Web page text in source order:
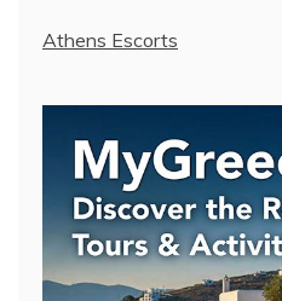
Athens Escorts